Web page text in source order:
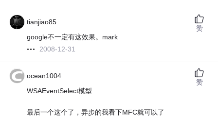
tianjiao85
google不一定有这效果。mark
2008-12-31
赞
ocean1004
WSAEventSelect模型
最后一个这个了，异步的我看下MFC就可以了
赞